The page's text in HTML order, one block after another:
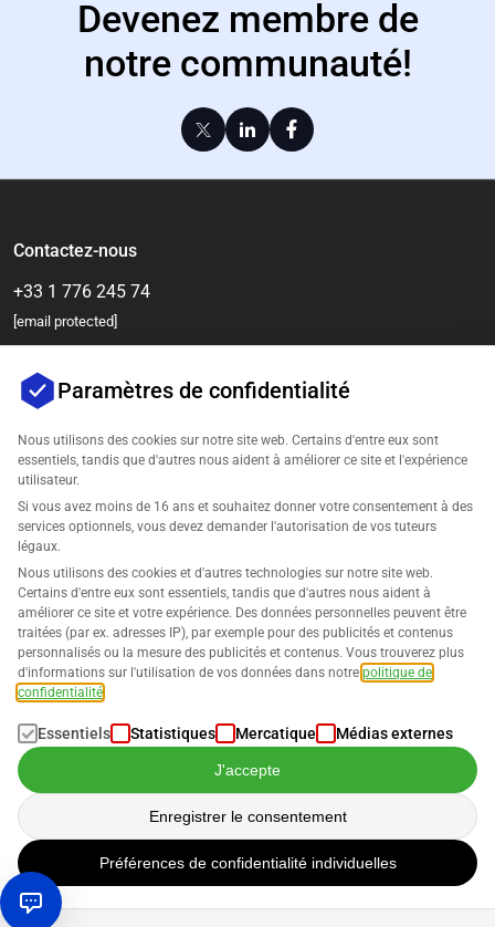
Devenez membre de
notre communauté!
Contactez-nous
+33 1 776 245 74
[email protected]
Entreprise
Support
Solutions pour Amazon
Français
Les données sont traitées conformément à notre
confidentialité
Droits d'auteur © 2026 SELLERLOGIC. Tous droits réservés
Paramètres de confidentialité
Nous utilisons des cookies sur notre site web. Certains d'entre eux sont
essentiels, tandis que d'autres nous aident à améliorer ce site et l'expérience
utilisateur.
Si vous avez moins de 16 ans et souhaitez donner votre consentement à des
services optionnels, vous devez demander l'autorisation de vos tuteurs
légaux.
Nous utilisons des cookies et d'autres technologies sur notre site web.
Certains d'entre eux sont essentiels, tandis que d'autres nous aident à
améliorer ce site et votre expérience. Des données personnelles peuvent être
traitées (par ex. adresses IP), par exemple pour des publicités et contenus
personnalisés ou la mesure des publicités et contenus. Vous trouverez plus
d'informations sur l'utilisation de vos données dans notre politique de
confidentialité
Essentiels Statistiques Mercatique Médias externes
J'accepte
Enregistrer le consentement
Préférences de confidentialité individuelles